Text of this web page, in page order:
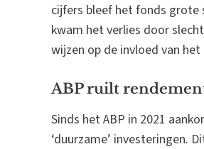
cijfers bleef het fonds grote
kwam het verlies door
wijzen op de invloed van
ABP ruilt
Sinds het ABP in 2021
‘duurzame’ investeringen.